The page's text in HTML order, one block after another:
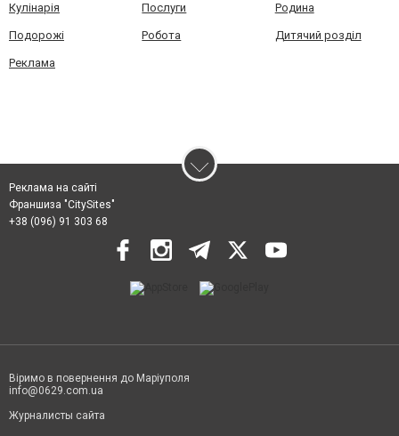
Кулінарія Послуги Родина
Подорожі Робота Дитячий розділ
Реклама
Реклама на сайті
Франшиза "CitySites"
+38 (096) 91 303 68
Віримо в повернення до Маріуполя
info@0629.com.ua
Журналисты сайта